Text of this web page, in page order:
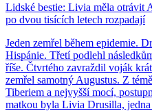
Lidské bestie: Livia měla otrávit
po dvou tisících letech rozpadají
Jeden zemřel během epidemie.
Hispánie. Třetí podlehl
říše. Čtvrtého zavraždil voják
zemřel samotný Augustus. Z
Tiberiem a nejvyšší mocí,
matkou byla Livia Drusilla,